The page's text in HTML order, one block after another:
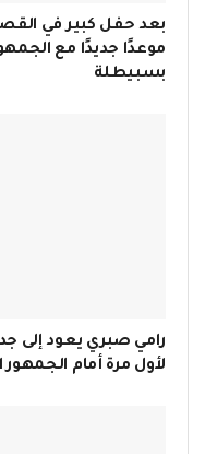
موعدًا جديدًا مع
بسبيطلة
رامي صبري يعود إلى
لأول مرة أمام